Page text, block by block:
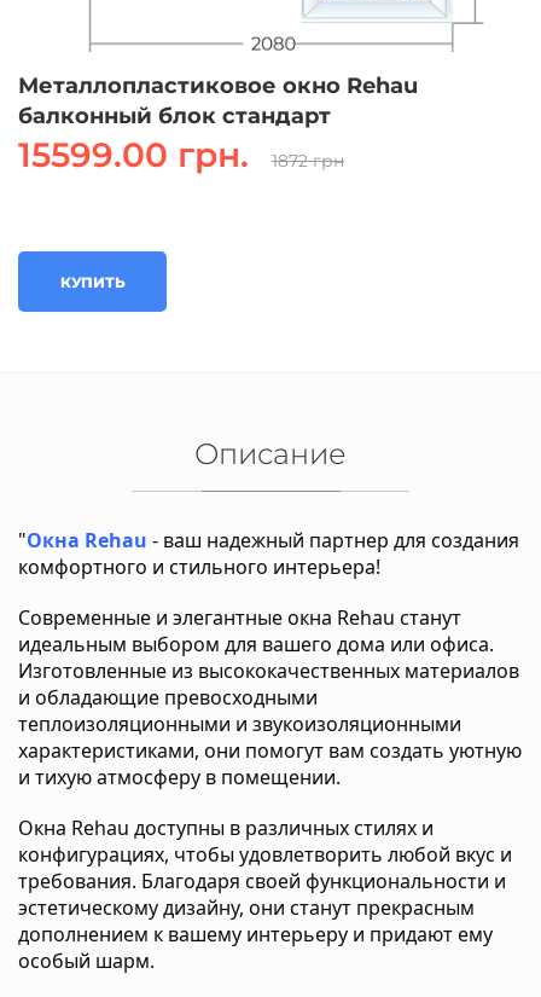
Металлопластиковое окно Rehau
балконный блок стандарт
15599.00 грн. 1872 грн
КУПИТЬ
Описание
"Окна Rehau - ваш надежный партнер для создания
комфортного и стильного интерьера!
Современные и элегантные окна Rehau станут
идеальным выбором для вашего дома или офиса.
Изготовленные из высококачественных материалов
и обладающие превосходными
теплоизоляционными и звукоизоляционными
характеристиками, они помогут вам создать уютную
и тихую атмосферу в помещении.
Окна Rehau доступны в различных стилях и
конфигурациях, чтобы удовлетворить любой вкус и
требования. Благодаря своей функциональности и
эстетическому дизайну, они станут прекрасным
дополнением к вашему интерьеру и придают ему
особый шарм.